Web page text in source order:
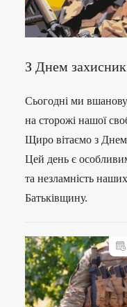
З Днем
Сьогодні ми
на сторожі нашої
Щиро вітаємо з Днем
Цей день є
та незламність
Батьківщину.